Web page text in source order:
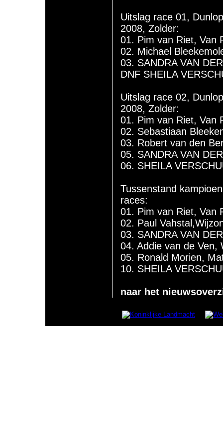
Uitslag race 01,
2008, Zolder:
01. Pim van Riet, Van
02. Michael
03. SANDRA VAN
DNF SHEILA
Uitslag race 02,
2008, Zolder:
01. Pim van Riet, Van
02. Sebastiaan
03. Robert van den
05. SANDRA VAN
06. SHEILA
Tussenstand
races:
01. Pim van Riet, Van
02. Paul
03. SANDRA VAN
04. Addie van de Ven,
05. Ronald Morien,
10. SHEILA
naar het